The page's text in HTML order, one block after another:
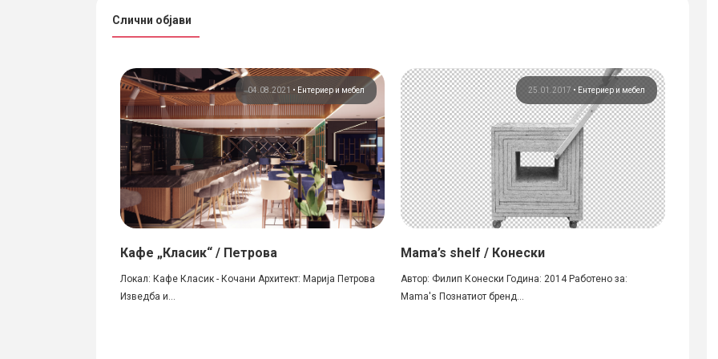
Слични објави
04.08.2021 • Ентериер и мебел
Кафе „Класик“ / Петрова
Локал: Кафе Класик - Кочани Архитект: Марија Петрова
Изведба и...
25.01.2017 • Ентериер и мебел
Mama’s shelf / Конески
Автор: Филип Конески Година: 2014 Работено за:
Mama's Познатиот бренд...